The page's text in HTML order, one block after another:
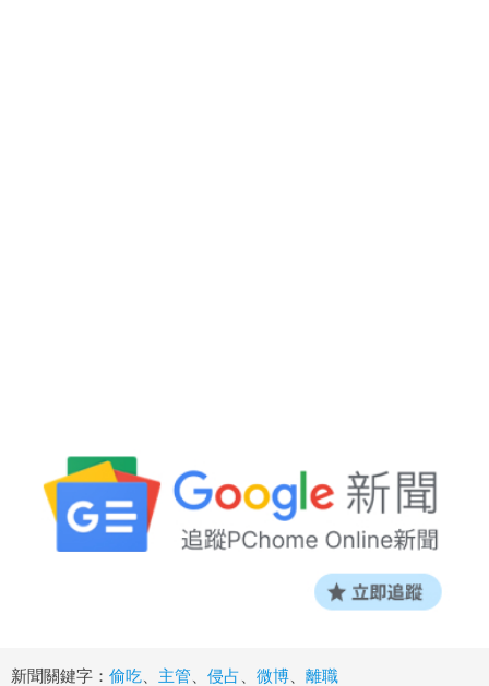
新聞關鍵字： 偷吃 主管 侵占 微博 離職